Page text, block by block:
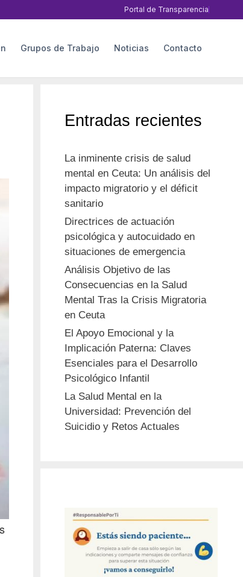
Portal de Transparencia
Grupos de Trabajo Noticias Contacto
Entradas recientes
La inminente crisis de salud
mental en Ceuta: Un análisis del
impacto migratorio y el déficit
sanitario
Directrices de actuación
psicológica y autocuidado en
situaciones de emergencia
Análisis Objetivo de las
Consecuencias en la Salud
Mental Tras la Crisis Migratoria
en Ceuta
El Apoyo Emocional y la
Implicación Paterna: Claves
Esenciales para el Desarrollo
Psicológico Infantil
La Salud Mental en la
Universidad: Prevención del
Suicidio y Retos Actuales